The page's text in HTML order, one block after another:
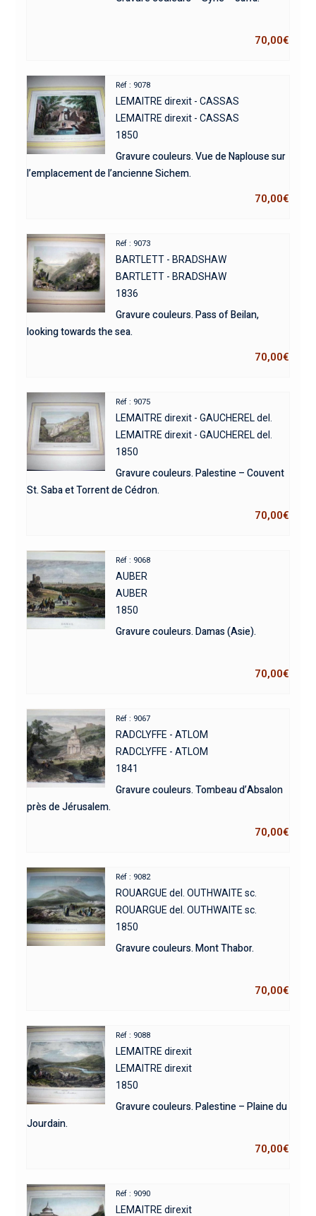
70,00€
Réf : 9078
LEMAITRE direxit - CASSAS
LEMAITRE direxit - CASSAS
1850
Gravure couleurs. Vue de Naplouse sur
l’emplacement de l’ancienne Sichem.
70,00€
Réf : 9073
BARTLETT - BRADSHAW
BARTLETT - BRADSHAW
1836
Gravure couleurs. Pass of Beilan,
looking towards the sea.
70,00€
Réf : 9075
LEMAITRE direxit - GAUCHEREL del.
LEMAITRE direxit - GAUCHEREL del.
1850
Gravure couleurs. Palestine – Couvent
St. Saba et Torrent de Cédron.
70,00€
Réf : 9068
AUBER
AUBER
1850
Gravure couleurs. Damas (Asie).
70,00€
Réf : 9067
RADCLYFFE - ATLOM
RADCLYFFE - ATLOM
1841
Gravure couleurs. Tombeau d’Absalon
près de Jérusalem.
70,00€
Réf : 9082
ROUARGUE del. OUTHWAITE sc.
ROUARGUE del. OUTHWAITE sc.
1850
Gravure couleurs. Mont Thabor.
70,00€
Réf : 9088
LEMAITRE direxit
LEMAITRE direxit
1850
Gravure couleurs. Palestine – Plaine du
Jourdain.
70,00€
Réf : 9090
LEMAITRE direxit